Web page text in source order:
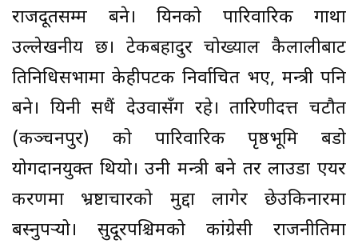
राजदूतसम्म बने। यिनको पारिवारिक गाथा
उल्लेखनीय छ। टेकबहादुर चोख्याल कैलालीबाट
प्रतिनिधिसभामा केहीपटक निर्वाचित भए, मन्त्री पनि
बने। यिनी सधैं देउवासँग रहे। तारिणीदत्त चटौत
(कञ्चनपुर) को पारिवारिक पृष्ठभूमि बडो
योगदानयुक्त थियो। उनी मन्त्री बने तर लाउडा एयर
प्रकरणमा भ्रष्टाचारको मुद्दा लागेर छेउकिनारमा
बस्नुपर्यो। सुदूरपश्चिमको कांग्रेसी राजनीतिमा